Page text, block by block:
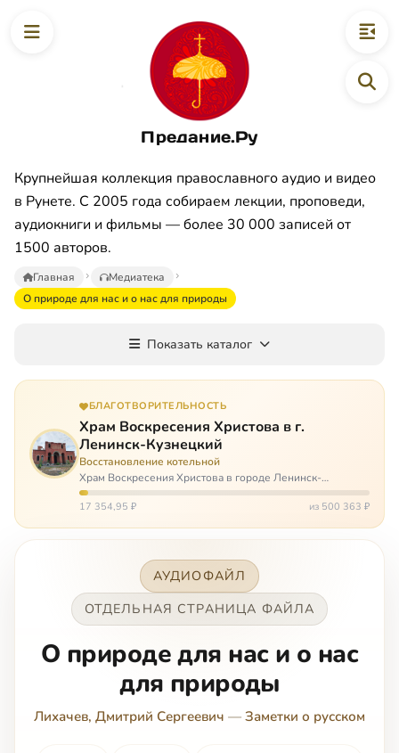
Предание.Ру
Крупнейшая коллекция православного аудио и видео
в Рунете. С 2005 года собираем лекции, проповеди,
аудиокниги и фильмы — более 30 000 записей от
1500 авторов.
Главная
Медиатека
О природе для нас и о нас для природы
Показать каталог
БЛАГОТВОРИТЕЛЬНОСТЬ
Храм Воскресения Христова в г.
Ленинск-Кузнецкий
Восстановление котельной
Храм Воскресения Христова в городе Ленинск-
Кузнецкий в Кемеровской области – совсем новый, он
открылся всего 20 назад. И сейчас храм может вообще
17 354,95 ₽ из 500 363 ₽
АУДИОФАЙЛ
ОТДЕЛЬНАЯ СТРАНИЦА ФАЙЛА
О природе для нас и о нас
для природы
Лихачев, Дмитрий Сергеевич — Заметки о русском